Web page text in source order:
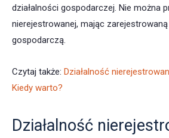
działalności gospodarczej. Nie można
nierejestrowanej, mając zarejestrowaną
gospodarczą.
Czytaj także: Działalność
Kiedy warto?
Działalność